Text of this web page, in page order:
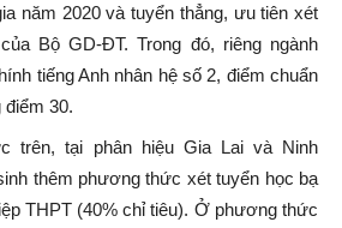
năm 2020 và tuyển thẳng, ưu tiên xét
Bộ GD-ĐT. Trong đó, riêng ngành
tiếng Anh nhân hệ số 2, điểm chuẩn
30.
trên, tại phân hiệu Gia Lai và Ninh
thêm phương thức xét tuyển học bạ
THPT (40% chỉ tiêu). Ở phương thức